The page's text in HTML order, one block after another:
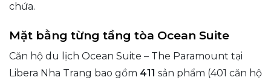
chứa.
Mặt bằng từng tầng tòa Ocean Suite
Căn hộ du lịch Ocean Suite – The Paramount tại
Libera Nha Trang bao gồm 411 sản phẩm (401 căn hộ